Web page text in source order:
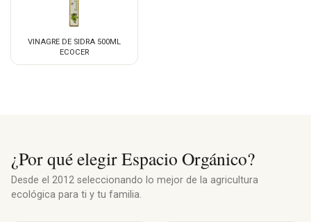
VINAGRE DE SIDRA 500ML
ECOCER
¿Por qué elegir Espacio Orgánico?
Desde el 2012 seleccionando lo mejor de la agricultura
ecológica para ti y tu familia.